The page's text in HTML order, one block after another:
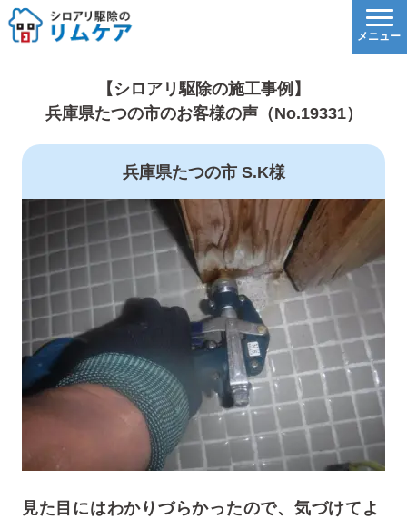
【シロアリ駆除の施工事例】
兵庫県たつの市のお客様の声（No.19331）
兵庫県たつの市 S.K様
見た目にはわかりづらかったので、気づけてよ